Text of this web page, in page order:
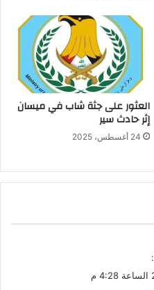
العثور على جثة شاب في ميسان
إثر حادث سير
24 أغسطس، 2025
: